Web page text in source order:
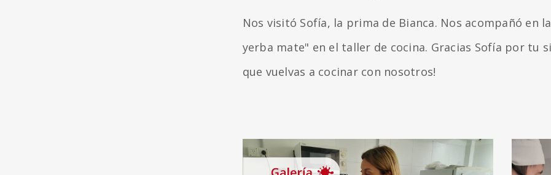
Nos visitó Sofía, la prima de Bianca. Nos acompañó en
yerba mate" en el taller de cocina. Gracias Sofía por tu
que vuelvas a cocinar con nosotros!